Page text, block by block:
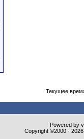
Текущее
Powered by
Copyright ©2000 -